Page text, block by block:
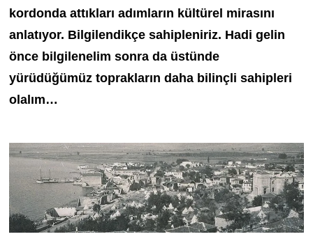
kordonda attıkları adımların kültürel mirasını
anlatıyor. Bilgilendikçe sahipleniriz. Hadi gelin
önce bilgilenelim sonra da üstünde
yürüdüğümüz toprakların daha bilinçli sahipleri
olalım…